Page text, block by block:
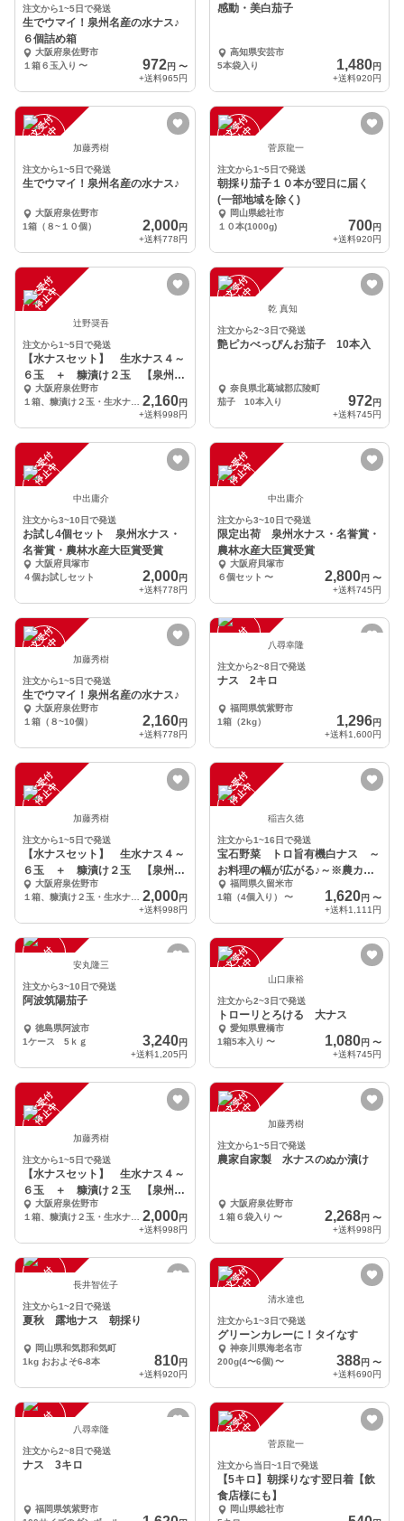
注文から1~5日で発送
生でウマイ！泉州名産の水ナス♪
６個詰め箱
大阪府泉佐野市
１箱６玉入り 〜 972円 〜
+送料965円
感動・美白茄子
高知県安芸市
5本袋入り
1,480円
+送料920円
注
文
受
付
停
止
中 加藤秀樹
注文から1~5日で発送
生でウマイ！泉州名産の水ナス♪
大阪府泉佐野市
1箱（８~１０個）
2,000円
+送料778円
注
文
受
付
停
止
中 菅原龍一
注文から1~5日で発送
朝採り茄子１０本が翌日に届く
(一部地域を除く)
岡山県総社市
１０本(1000g)
700円
+送料920円
注
文
受
付
停
止
中
辻野奨吾
注文から1~5日で発送
【水ナスセット】 生水ナス４～
６玉 ＋ 糠漬け２玉 【泉州名
産】大阪府泉佐野市
2,160円
+送料998円
注
文
受
付
停
止
中 乾 真知
注文から2~3日で発送
艶ピカべっぴんお茄子 10本入
奈良県北葛城郡広陵町
茄子 10本入り
972円
+送料745円
注
文
受
付
停
止
中
中出庸介
注文から3~10日で発送
お試し4個セット 泉州水ナス・
名誉賞・農林水産大臣賞受賞
大阪府貝塚市
４個お試しセット
2,000円
+送料778円
注
文
受
付
停
止
中
中出庸介
注文から3~10日で発送
限定出荷 泉州水ナス・名誉賞・
農林水産大臣賞受賞
大阪府貝塚市
６個セット 〜 2,800円 〜
+送料745円
注
文
受
付
停
止
中 加藤秀樹
注文から1~5日で発送
生でウマイ！泉州名産の水ナス♪
大阪府泉佐野市
１箱（８~10個）
2,160円
+送料778円
注
文
受
付
停
止 八尋幸隆
注文から2~8日で発送
ナス 2キロ
福岡県筑紫野市
1箱（2kg）
1,296円
+送料1,600円
注
文
受
付
停
止
中
加藤秀樹
注文から1~5日で発送
【水ナスセット】 生水ナス４～
６玉 ＋ 糠漬け２玉 【泉州名
産】大阪府泉佐野市
2,000円
+送料998円
注
文
受
付
停
止
中
稲吉久徳
注文から1~16日で発送
宝石野菜 トロ旨有機白ナス ～
お料理の幅が広がる♪～※農カー
ド付福岡県久留米市
1箱（4個入り）
〜 1,620円 〜
+送料1,111円
注
文
受
付
停
止 安丸隆三
注文から3~10日で発送
阿波筑陽茄子
徳島県阿波市
1ケース 5ｋｇ
3,240円
+送料1,205円
注
文
受
付
停
止
中 山口康裕
注文から2~3日で発送
トローリとろける 大ナス
愛知県豊橋市
1箱5本入り 〜 1,080円 〜
+送料745円
注
文
受
付
停
止
中
加藤秀樹
注文から1~5日で発送
【水ナスセット】 生水ナス４～
６玉 ＋ 糠漬け２玉 【泉州名
産】大阪府泉佐野市
2,000円
+送料998円
注
文
受
付
停
止
中 加藤秀樹
注文から1~5日で発送
農家自家製 水ナスのぬか漬け
大阪府泉佐野市
１箱６袋入り 〜 2,268円 〜
+送料998円
注
文
受
付
停
止 長井智佐子
注文から1~2日で発送
夏秋 露地ナス 朝採り
岡山県和気郡和気町
1kg おおよそ6-8本
810円
+送料920円
注
文
受
付
停
止
中 清水達也
注文から1~3日で発送
グリーンカレーに！タイなす
神奈川県海老名市
200g(4〜6個) 〜 388円 〜
+送料690円
注
文
受
付
停
止 八尋幸隆
注文から2~8日で発送
ナス 3キロ
福岡県筑紫野市
注
文
受
付
停
止
中 菅原龍一
注文から当日~1日で発送
【5キロ】朝採りなす翌日着【飲
食店様にも】
岡山県総社市